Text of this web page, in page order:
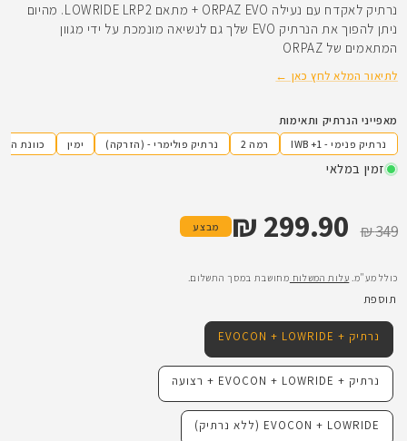
נרתיק לאקדח עם נעילה ORPAZ EVO + מתאם LOWRIDE LRP2. מהיום
ניתן להפוך את הנרתיק EVO שלך גם לנשיאה מונמכת על ידי מגוון
המתאמים של ORPAZ
לתיאור המלא לחץ כאן ←
מאפייני הנרתיק ותאימות
נרתיק פנימי - IWB +1 רמה 2 נרתיק פולימרי - (הזרקה) ימין כוונת
זמין במלאי
349 ₪
מחיר מבצע
299.90 ₪ מבצע
כולל מע"מ. עלות המשלוח מחושבת במסך התשלום.
תוספת
נרתיק + EVOCON + LOWRIDE
נרתיק + EVOCON + LOWRIDE + רצועה
EVOCON + LOWRIDE (ללא נרתיק)